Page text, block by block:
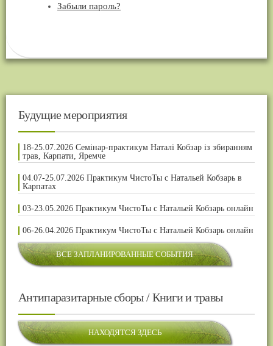
Забыли пароль?
Будущие мероприятия
18-25.07.2026 Семінар-практикум Наталі Кобзар із збиранням
трав, Карпати, Яремче
04.07-25.07.2026 Практикум ЧистоТы с Натальей Кобзарь в
Карпатах
03-23.05.2026 Практикум ЧистоТы с Натальей Кобзарь онлайн
06-26.04.2026 Практикум ЧистоТы с Натальей Кобзарь онлайн
ВСЕ ЗАПЛАНИРОВАННЫЕ СОБЫТИЯ
Антипаразитарные сборы / Книги и травы
НАХОДЯТСЯ ЗДЕСЬ